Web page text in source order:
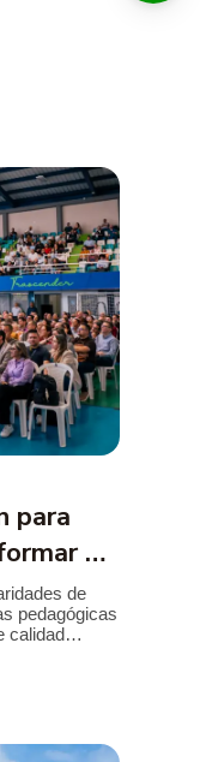
para
el
de
pedagógicas
calidad
y